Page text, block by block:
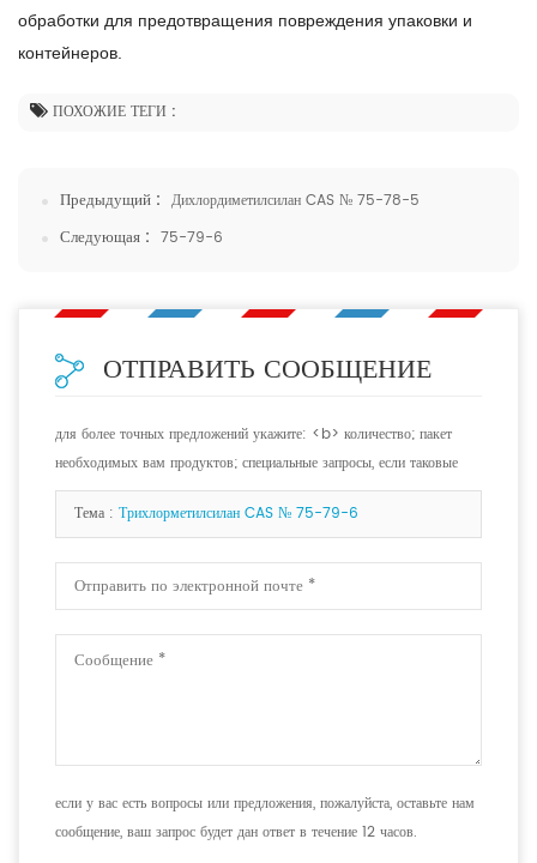
обработки для предотвращения повреждения упаковки и
контейнеров.
ПОХОЖИЕ ТЕГИ :
Предыдущий : Дихлордиметилсилан CAS № 75-78-5
Следующая : 75-79-6
ОТПРАВИТЬ СООБЩЕНИЕ
для более точных предложений укажите: <b> количество; пакет
необходимых вам продуктов; специальные запросы, если таковые
имеются. <b>
Тема : Трихлорметилсилан CAS № 75-79-6
если у вас есть вопросы или предложения, пожалуйста, оставьте нам
сообщение, ваш запрос будет дан ответ в течение 12 часов.